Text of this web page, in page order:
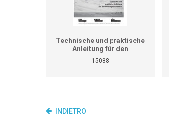
Technische und praktische
Anleitung für den
Heizungsinstallateur (ersetzt
nicht den praktischen
15088
INDIETRO